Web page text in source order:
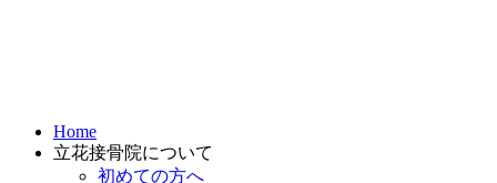
Home
立花接骨院について
初めての方へ